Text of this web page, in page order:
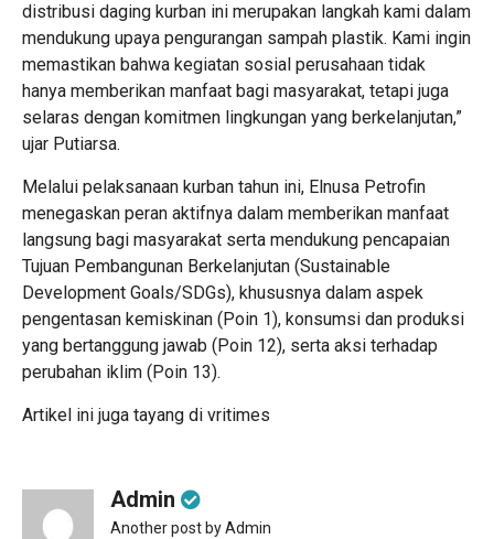
distribusi daging kurban ini merupakan langkah kami dalam
mendukung upaya pengurangan sampah plastik. Kami ingin
memastikan bahwa kegiatan sosial perusahaan tidak
hanya memberikan manfaat bagi masyarakat, tetapi juga
selaras dengan komitmen lingkungan yang berkelanjutan,”
ujar Putiarsa.
Melalui pelaksanaan kurban tahun ini, Elnusa Petrofin
menegaskan peran aktifnya dalam memberikan manfaat
langsung bagi masyarakat serta mendukung pencapaian
Tujuan Pembangunan Berkelanjutan (Sustainable
Development Goals/SDGs), khususnya dalam aspek
pengentasan kemiskinan (Poin 1), konsumsi dan produksi
yang bertanggung jawab (Poin 12), serta aksi terhadap
perubahan iklim (Poin 13).
Artikel ini juga tayang di vritimes
Admin
Another post by Admin